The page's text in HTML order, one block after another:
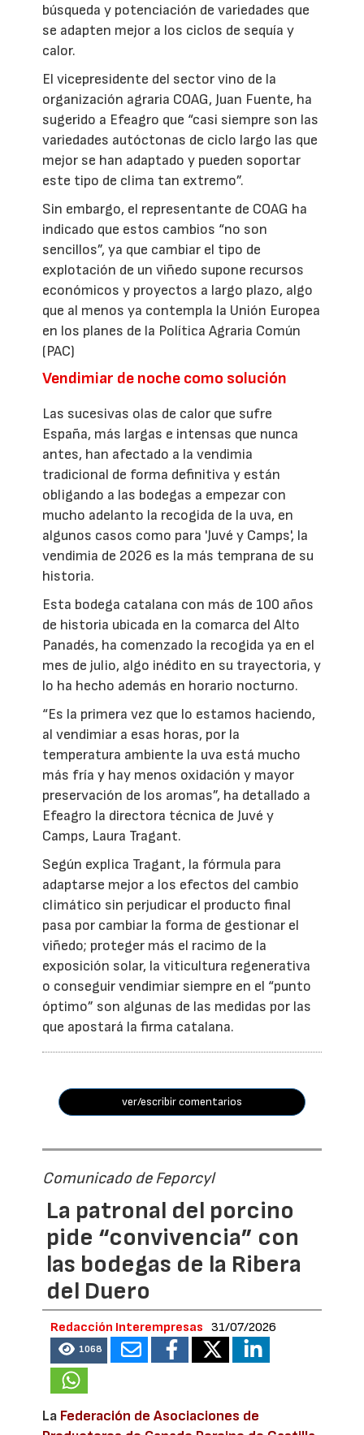
búsqueda y potenciación de variedades que
se adapten mejor a los ciclos de sequía y
calor.
El vicepresidente del sector vino de la
organización agraria COAG, Juan Fuente, ha
sugerido a Efeagro que “casi siempre son las
variedades autóctonas de ciclo largo las que
mejor se han adaptado y pueden soportar
este tipo de clima tan extremo”.
Sin embargo, el representante de COAG ha
indicado que estos cambios “no son
sencillos”, ya que cambiar el tipo de
explotación de un viñedo supone recursos
económicos y proyectos a largo plazo, algo
que al menos ya contempla la Unión Europea
en los planes de la Política Agraria Común
(PAC)
Vendimiar de noche como solución
Las sucesivas olas de calor que sufre
España, más largas e intensas que nunca
antes, han afectado a la vendimia
tradicional de forma definitiva y están
obligando a las bodegas a empezar con
mucho adelanto la recogida de la uva, en
algunos casos como para 'Juvé y Camps', la
vendimia de 2026 es la más temprana de su
historia.
Esta bodega catalana con más de 100 años
de historia ubicada en la comarca del Alto
Panadés, ha comenzado la recogida ya en el
mes de julio, algo inédito en su trayectoria, y
lo ha hecho además en horario nocturno.
“Es la primera vez que lo estamos haciendo,
al vendimiar a esas horas, por la
temperatura ambiente la uva está mucho
más fría y hay menos oxidación y mayor
preservación de los aromas”, ha detallado a
Efeagro la directora técnica de Juvé y
Camps, Laura Tragant.
Según explica Tragant, la fórmula para
adaptarse mejor a los efectos del cambio
climático sin perjudicar el producto final
pasa por cambiar la forma de gestionar el
viñedo; proteger más el racimo de la
exposición solar, la viticultura regenerativa
o conseguir vendimiar siempre en el “punto
óptimo” son algunas de las medidas por las
que apostará la firma catalana.
ver/escribir comentarios
Comunicado de Feporcyl
La patronal del porcino
pide “convivencia” con
las bodegas de la Ribera
del Duero
Redacción Interempresas 31/07/2026
1068
La Federación de Asociaciones de